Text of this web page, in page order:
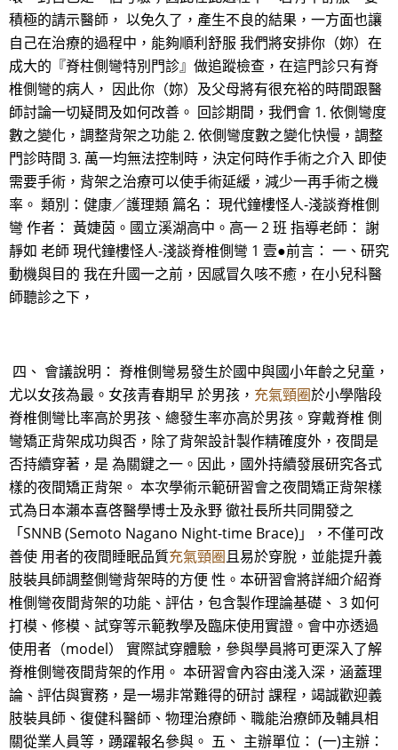
積極的請示醫師， 以免久了，產生不良的結果，一方面也讓
自己在治療的過程中，能夠順利舒服 我們將安排你（妳）在
成大的『脊柱側彎特別門診』做追蹤檢查，在這門診只有脊
椎側彎的病人， 因此你（妳）及父母將有很充裕的時間跟醫
師討論一切疑問及如何改善。 回診期間，我們會 1. 依側彎度
數之變化，調整背架之功能 2. 依側彎度數之變化快慢，調整
門診時間 3. 萬一均無法控制時，決定何時作手術之介入 即使
需要手術，背架之治療可以使手術延緩，減少一再手術之機
率。 類別：健康／護理類 篇名： 現代鐘樓怪人-淺談脊椎側
彎 作者： 黃婕茵。國立溪湖高中。高一 2 班 指導老師： 謝
靜如 老師 現代鐘樓怪人-淺談脊椎側彎 1 壹●前言： 一、研究
動機與目的 我在升國一之前，因感冒久咳不癒，在小兒科醫
師聽診之下，
四、 會議說明： 脊椎側彎易發生於國中與國小年齡之兒童，
尤以女孩為最。女孩青春期早 於男孩， 充氣頸圈於小學階段
脊椎側彎比率高於男孩、總發生率亦高於男孩。穿戴脊椎 側
彎矯正背架成功與否，除了背架設計製作精確度外，夜間是
否持續穿著，是 為關鍵之一。因此，國外持續發展研究各式
樣的夜間矯正背架。 本次學術示範研習會之夜間矯正背架樣
式為日本瀨本喜啓醫學博士及永野 徹社長所共同開發之
「SNNB (Semoto Nagano Night-time Brace)」，不僅可改
善使 用者的夜間睡眠品質充氣頸圈且易於穿脫，並能提升義
肢裝具師調整側彎背架時的方便 性。本研習會將詳細介紹脊
椎側彎夜間背架的功能、評估，包含製作理論基礎、 3 如何
打模、修模、試穿等示範教學及臨床使用實證。會中亦透過
使用者（model） 實際試穿體驗，參與學員將可更深入了解
脊椎側彎夜間背架的作用。 本研習會內容由淺入深，涵蓋理
論、評估與實務，是一場非常難得的研討 課程，竭誠歡迎義
肢裝具師、復健科醫師、物理治療師、職能治療師及輔具相
關從業人員等，踴躍報名參與。 五、 主辦單位： (一)主辦：